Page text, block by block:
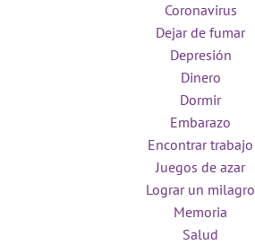
Coronavirus
Dejar de fumar
Depresión
Dinero
Dormir
Embarazo
Encontrar trabajo
Juegos de azar
Lograr un milagro
Memoria
Salud